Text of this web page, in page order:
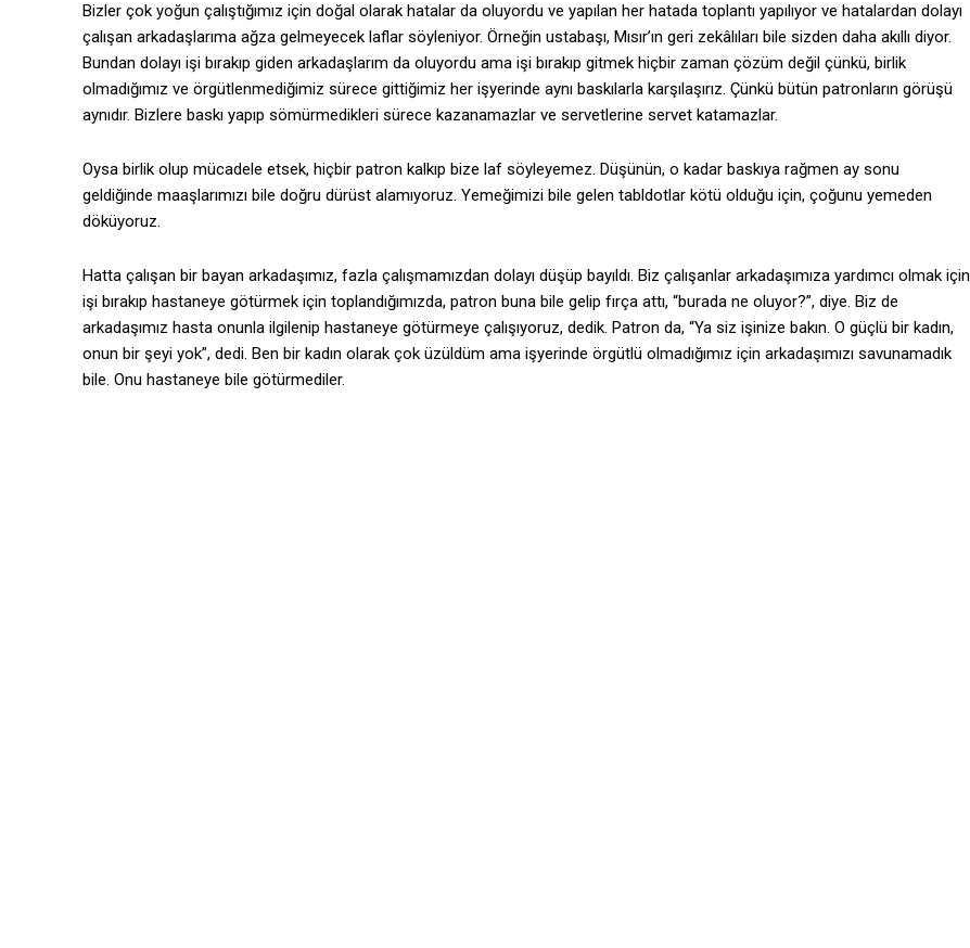
Bizler çok yoğun çalıştığımız için doğal olarak hatalar da oluyordu ve yapılan her hatada toplantı yapılıyor ve hatalardan dolayı
çalışan arkadaşlarıma ağza gelmeyecek laflar söyleniyor. Örneğin ustabaşı, Mısır’ın geri zekâlıları bile sizden daha akıllı diyor.
Bundan dolayı işi bırakıp giden arkadaşlarım da oluyordu ama işi bırakıp gitmek hiçbir zaman çözüm değil çünkü, birlik
olmadığımız ve örgütlenmediğimiz sürece gittiğimiz her işyerinde aynı baskılarla karşılaşırız. Çünkü bütün patronların görüşü
aynıdır. Bizlere baskı yapıp sömürmedikleri sürece kazanamazlar ve servetlerine servet katamazlar.
Oysa birlik olup mücadele etsek, hiçbir patron kalkıp bize laf söyleyemez. Düşünün, o kadar baskıya rağmen ay sonu
geldiğinde maaşlarımızı bile doğru dürüst alamıyoruz. Yemeğimizi bile gelen tabldotlar kötü olduğu için, çoğunu yemeden
döküyoruz.
Hatta çalışan bir bayan arkadaşımız, fazla çalışmamızdan dolayı düşüp bayıldı. Biz çalışanlar arkadaşımıza yardımcı olmak için
işi bırakıp hastaneye götürmek için toplandığımızda, patron buna bile gelip fırça attı, “burada ne oluyor?”, diye. Biz de
arkadaşımız hasta onunla ilgilenip hastaneye götürmeye çalışıyoruz, dedik. Patron da, “Ya siz işinize bakın. O güçlü bir kadın,
onun bir şeyi yok”, dedi. Ben bir kadın olarak çok üzüldüm ama işyerinde örgütlü olmadığımız için arkadaşımızı savunamadık
bile. Onu hastaneye bile götürmediler.